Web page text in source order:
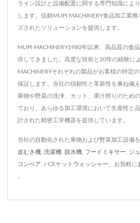
ライン設計と設備配置に関する専門知識によ
します。信頼MUPI MACHINERY食品加工業
ズされたソリューションを提供します。
MUPI MACHINERY1980年以来、高品質の食
供してきました。高度な技術と20年の経験に
MACHINERYそれぞれの製品がお客様の特定
保証します。当社の信頼性と革新性を兼ね備
果物や野菜の洗浄、カット、果汁搾りのため
ており、あらゆる加工環境において生産性と
計された精密工学機器を提供しています。
当社の自動化された果物および野菜加工設備
皮むき機 洗濯機 脱水機 フードミキサー ジ
コンベア バスケットウォッシャー 、お気軽に
。